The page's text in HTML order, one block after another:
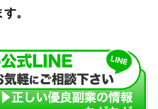
。